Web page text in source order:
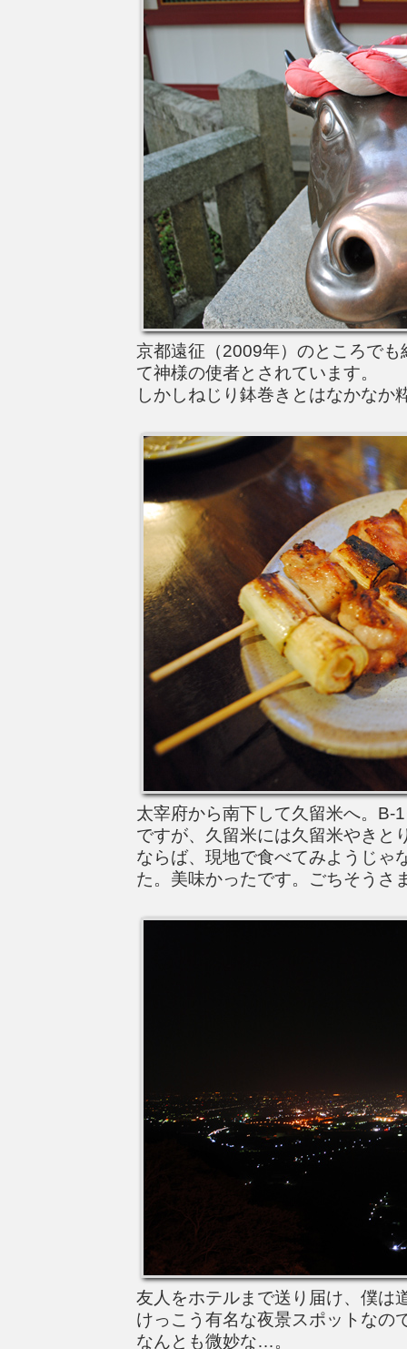
京都遠征（2009年）のところで
て神様の使者とされています。
しかしねじり鉢巻きとはなかなか
太宰府から南下して久留米へ。B-
ですが、久留米には久留米やきと
ならば、現地で食べてみようじゃ
た。美味かったです。ごちそうさ
友人をホテルまで送り届け、僕は
けっこう有名な夜景スポットなの
なんとも微妙な…。